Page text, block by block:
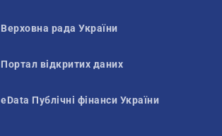
Верховна рада України
Портал відкритих даних
eData Публічні фінанси України